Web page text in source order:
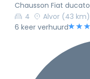
Chausson Fiat ducato
4
Alvor (43 km)
6 keer verhuurd